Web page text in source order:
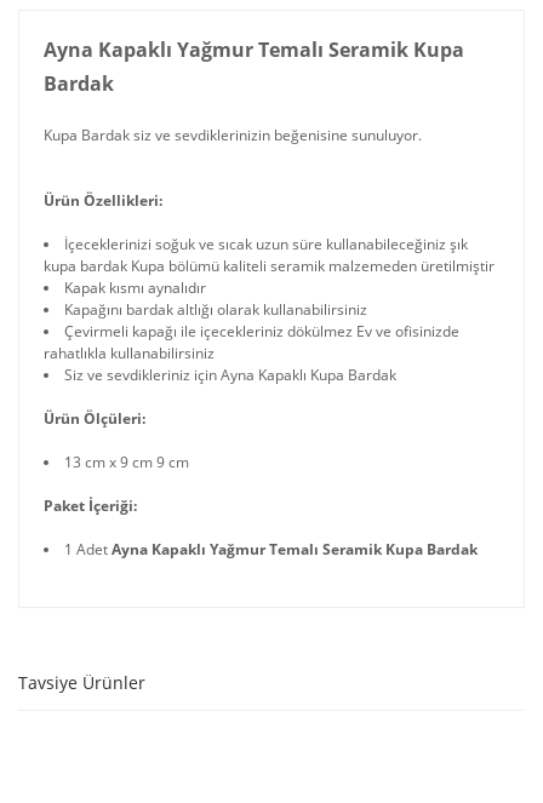
Ayna Kapaklı Yağmur Temalı Seramik Kupa
Bardak
Kupa Bardak siz ve sevdiklerinizin beğenisine sunuluyor.
Ürün Özellikleri:
İçeceklerinizi soğuk ve sıcak uzun süre kullanabileceğiniz şık
kupa bardak Kupa bölümü kaliteli seramik malzemeden üretilmiştir
Kapak kısmı aynalıdır
Kapağını bardak altlığı olarak kullanabilirsiniz
Çevirmeli kapağı ile içecekleriniz dökülmez Ev ve ofisinizde
rahatlıkla kullanabilirsiniz
Siz ve sevdikleriniz için Ayna Kapaklı Kupa Bardak
Ürün Ölçüleri:
13 cm x 9 cm 9 cm
Paket İçeriği:
1 AdetAyna Kapaklı Yağmur Temalı Seramik Kupa Bardak
Tavsiye Ürünler